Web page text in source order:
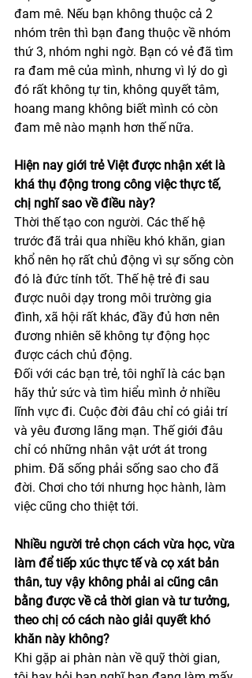
đam mê. Nếu bạn không thuộc cả 2
nhóm trên thì bạn đang thuộc về nhóm
thứ 3, nhóm nghi ngờ. Bạn có vẻ đã tìm
ra đam mê của mình, nhưng vì lý do gì
đó rất không tự tin, không quyết tâm,
hoang mang không biết mình có còn
đam mê nào mạnh hơn thế nữa.
Hiện nay giới trẻ Việt được nhận xét là
khá thụ động trong công việc thực tế,
chị nghĩ sao về điều này?
Thời thế tạo con người. Các thế hệ
trước đã trải qua nhiều khó khăn, gian
khổ nên họ rất chủ động vì sự sống còn
đó là đức tính tốt. Thế hệ trẻ đi sau
được nuôi dạy trong môi trường gia
đình, xã hội rất khác, đầy đủ hơn nên
đương nhiên sẽ không tự động học
được cách chủ động.
Đối với các bạn trẻ, tôi nghĩ là các bạn
hãy thử sức và tìm hiểu mình ở nhiều
lĩnh vực đi. Cuộc đời đâu chỉ có giải trí
và yêu đương lãng mạn. Thế giới đâu
chỉ có những nhân vật ướt át trong
phim. Đã sống phải sống sao cho đã
đời. Chơi cho tới nhưng học hành, làm
việc cũng cho thiệt tới.
Nhiều người trẻ chọn cách vừa học, vừa
làm để tiếp xúc thực tế và cọ xát bản
thân, tuy vậy không phải ai cũng cân
bằng được về cả thời gian và tư tưởng,
theo chị có cách nào giải quyết khó
khăn này không?
Khi gặp ai phàn nàn về quỹ thời gian,